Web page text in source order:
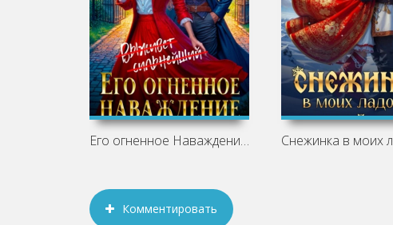
Его огненное Наваждение - Мотя Губина
Комментировать